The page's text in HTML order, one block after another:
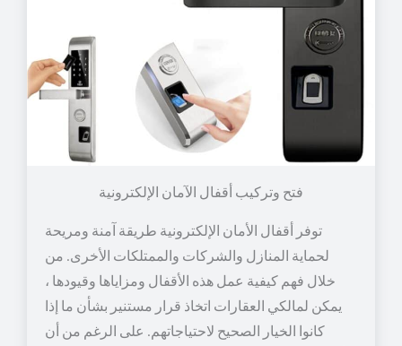
توفر أقفال الأمان الإلكترونية طريقة آمنة ومريحة
لحماية المنازل والشركات والممتلكات الأخرى. من
خلال فهم كيفية عمل هذه الأقفال ومزاياها وقيودها ،
يمكن لمالكي العقارات اتخاذ قرار مستنير بشأن ما إذا
كانوا الخيار الصحيح لاحتياجاتهم. على الرغم من أن